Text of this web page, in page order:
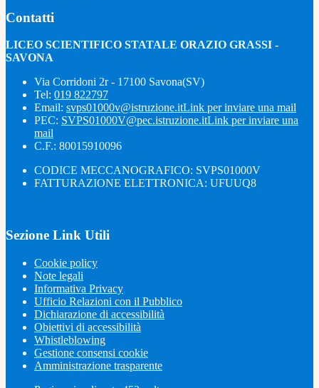
Contatti
LICEO SCIENTIFICO STATALE ORAZIO GRASSI -
SAVONA
Via Corridoni 2r - 17100 Savona(SV)
Tel: 019 822797
Email: svps01000v@istruzione.itLink per inviare una mail
PEC: SVPS01000V@pec.istruzione.itLink per inviare una
mail
C.F.: 80015910096
CODICE MECCANOGRAFICO: SVPS01000V
FATTURAZIONE ELETTRONICA: UFUUQ8
Sezione Link Utili
Cookie policy
Note legali
Informativa Privacy
Ufficio Relazioni con il Pubblico
Dichiarazione di accessibilità
Obiettivi di accessibilità
Whistleblowing
Gestione consensi cookie
Amministrazione trasparente